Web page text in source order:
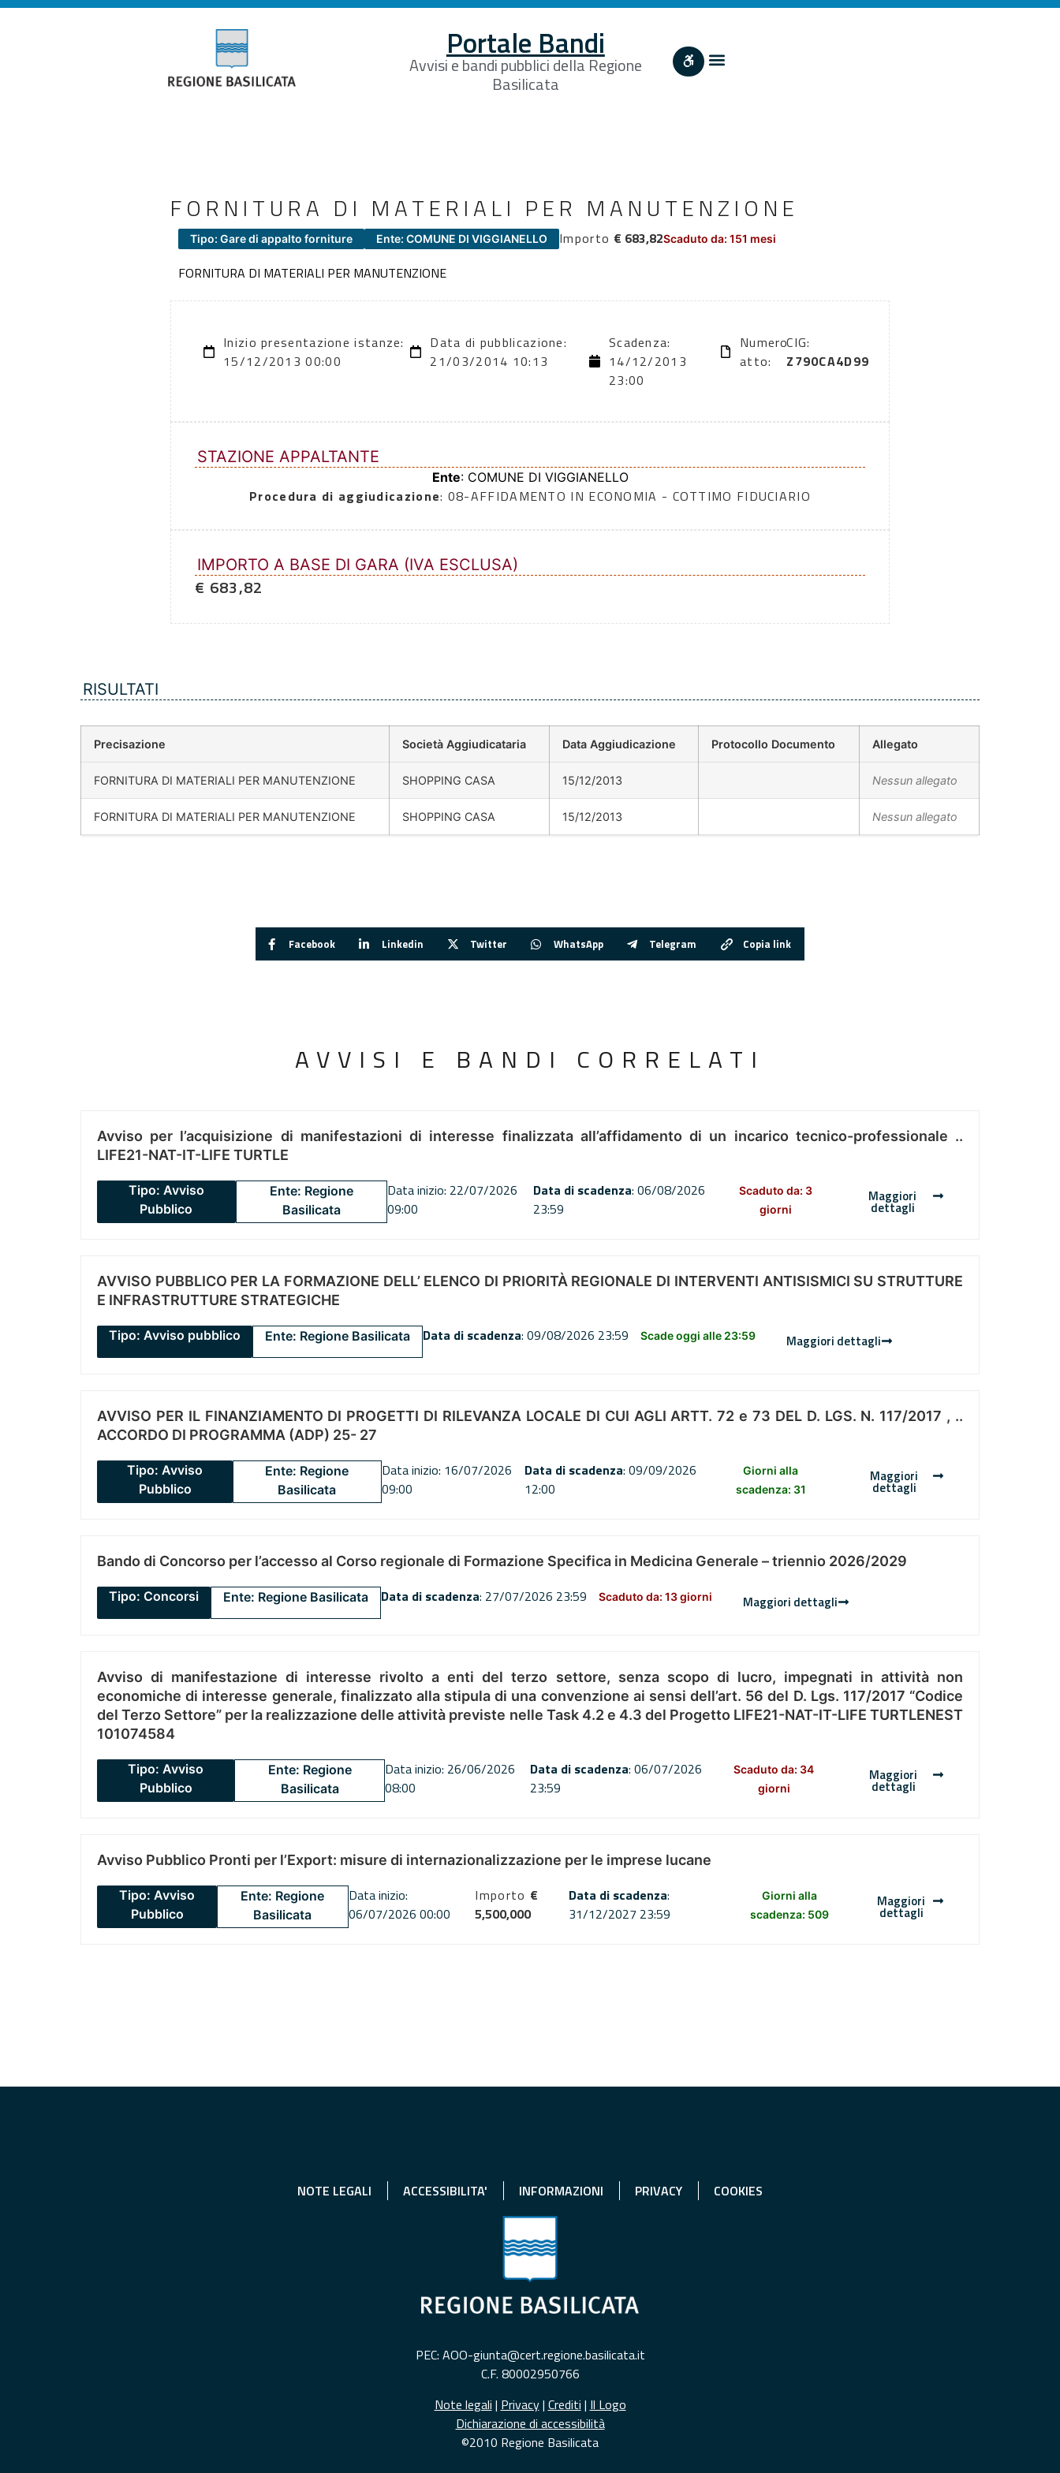
Portale Bandi
Avvisi e bandi pubblici della Regione
Basilicata
FORNITURA DI MATERIALI PER MANUTENZIONE
Tipo: Gare di appalto forniture Ente: COMUNE DI VIGGIANELLO Importo € 683,82Scaduto da: 151 mesi
FORNITURA DI MATERIALI PER MANUTENZIONE
Inizio presentazione istanze:
15/12/2013 00:00
Data di pubblicazione:
21/03/2014 10:13
Scadenza:
14/12/2013
23:00
Numero
atto:
CIG:
Z790CA4D99
STAZIONE APPALTANTE
Ente: COMUNE DI VIGGIANELLO
Procedura di aggiudicazione: 08-AFFIDAMENTO IN ECONOMIA - COTTIMO FIDUCIARIO
IMPORTO A BASE DI GARA (IVA ESCLUSA)
€ 683,82
RISULTATI
Precisazione Società Aggiudicataria Data Aggiudicazione Protocollo Documento Allegato
FORNITURA DI MATERIALI PER MANUTENZIONE SHOPPING CASA 15/12/2013 Nessun allegato
FORNITURA DI MATERIALI PER MANUTENZIONE SHOPPING CASA 15/12/2013 Nessun allegato
Facebook Linkedin Twitter WhatsApp Telegram Copia link
AVVISI E BANDI CORRELATI
Avviso per l’acquisizione di manifestazioni di interesse finalizzata all’affidamento di un incarico tecnico-professionale ..
LIFE21-NAT-IT-LIFE TURTLE
Tipo: Avviso
Pubblico
Ente: Regione
Basilicata
Data inizio: 22/07/2026
09:00
Data di scadenza: 06/08/2026
23:59
Scaduto da: 3
giorni
Maggiori
dettagli
AVVISO PUBBLICO PER LA FORMAZIONE DELL’ ELENCO DI PRIORITÀ REGIONALE DI INTERVENTI ANTISISMICI SU STRUTTURE
E INFRASTRUTTURE STRATEGICHE
Tipo: Avviso pubblico Ente: Regione Basilicata Data di scadenza: 09/08/2026 23:59 Scade oggi alle 23:59 Maggiori dettagli
AVVISO PER IL FINANZIAMENTO DI PROGETTI DI RILEVANZA LOCALE DI CUI AGLI ARTT. 72 e 73 DEL D. LGS. N. 117/2017 , ..
ACCORDO DI PROGRAMMA (ADP) 25- 27
Tipo: Avviso
Pubblico
Ente: Regione
Basilicata
Data inizio: 16/07/2026
09:00
Data di scadenza: 09/09/2026
12:00
Giorni alla
scadenza: 31
Maggiori
dettagli
Bando di Concorso per l’accesso al Corso regionale di Formazione Specifica in Medicina Generale – triennio 2026/2029
Tipo: Concorsi Ente: Regione Basilicata Data di scadenza: 27/07/2026 23:59 Scaduto da: 13 giorni Maggiori dettagli
Avviso di manifestazione di interesse rivolto a enti del terzo settore, senza scopo di lucro, impegnati in attività non
economiche di interesse generale, finalizzato alla stipula di una convenzione ai sensi dell’art. 56 del D. Lgs. 117/2017 “Codice
del Terzo Settore” per la realizzazione delle attività previste nelle Task 4.2 e 4.3 del Progetto LIFE21-NAT-IT-LIFE TURTLENEST
101074584
Tipo: Avviso
Pubblico
Ente: Regione
Basilicata
Data inizio: 26/06/2026
08:00
Data di scadenza: 06/07/2026
23:59
Scaduto da: 34
giorni
Maggiori
dettagli
Avviso Pubblico Pronti per l’Export: misure di internazionalizzazione per le imprese lucane
Tipo: Avviso
Pubblico
Ente: Regione
Basilicata
Data inizio:
06/07/2026 00:00
Importo €
5,500,000
Data di scadenza:
31/12/2027 23:59
Giorni alla
scadenza: 509
Maggiori
dettagli
NOTE LEGALI ACCESSIBILITA' INFORMAZIONI PRIVACY COOKIES
PEC: AOO-giunta@cert.regione.basilicata.it
C.F. 80002950766
Note legali | Privacy| Crediti | Il Logo
Dichiarazione di accessibilità
©2010 Regione Basilicata